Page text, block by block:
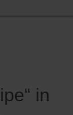
in